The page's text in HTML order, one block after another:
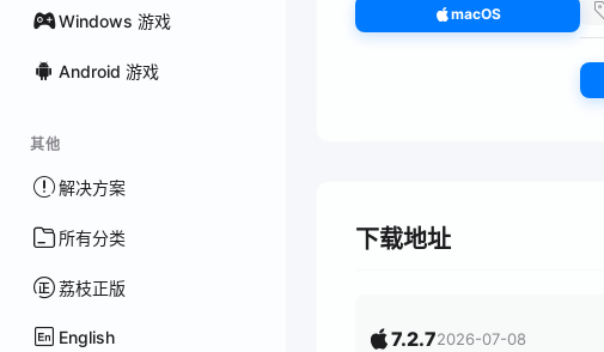
Windows 游戏
Android 游戏
其他
解决方案
所有分类
荔枝正版
English
macOS
下载地址
7.2.72026-07-08